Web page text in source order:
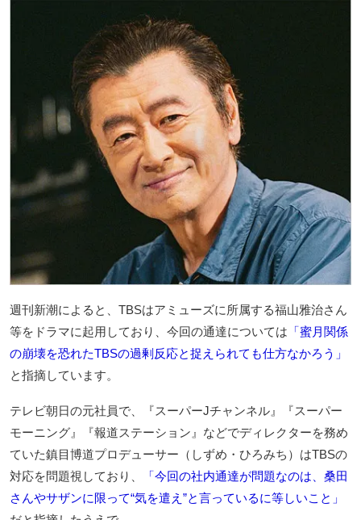
週刊新潮によると、TBSはアミューズに所属する福山雅治さん
等をドラマに起用しており、今回の通達については 「蜜月関係
の崩壊を恐れたTBSの過剰反応と捉えられても仕方なかろう」
と指摘しています。
テレビ朝日の元社員で、『スーパーJチャンネル』『スーパー
モーニング』『報道ステーション』などでディレクターを務め
ていた鎮目博道プロデューサー（しずめ・ひろみち）はTBSの
対応を問題視しており、
「今回の社内通達が問題なのは、桑田
さんやサザンに限って“気を遣え”と言っているに等しいこと」